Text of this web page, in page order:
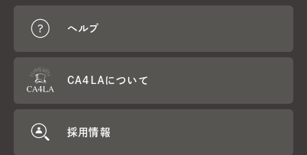
ヘルプ
CA4LAについて
採用情報